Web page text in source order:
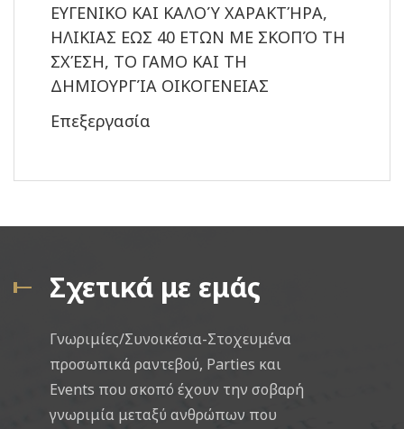
ΕΥΓΕΝΙΚΟ ΚΑΙ ΚΑΛΟΎ ΧΑΡΑΚΤΉΡΑ,
ΗΛΙΚΙΑΣ ΕΩΣ 40 ΕΤΩΝ ΜΕ ΣΚΟΠΌ ΤΗ
ΣΧΈΣΗ, ΤΟ ΓΑΜΟ ΚΑΙ ΤΗ
ΔΗΜΙΟΥΡΓΊΑ ΟΙΚΟΓΕΝΕΙΑΣ
Επεξεργασία
Σχετικά με εμάς
Γνωριμίες/Συνοικέσια-Στοχευμένα
προσωπικά ραντεβού, Parties και
Events που σκοπό έχουν την σοβαρή
γνωριμία μεταξύ ανθρώπων που